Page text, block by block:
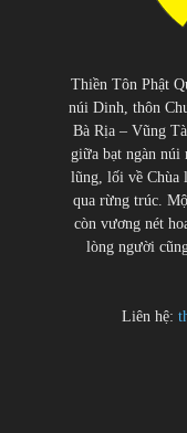
Thiền Tôn Phật
núi Dinh, thôn
Bà Rịa – Vũng
giữa bạt ngàn núi
lũng, lối về Chùa
qua rừng trúc.
còn vương nét
lòng người
Liên hệ: